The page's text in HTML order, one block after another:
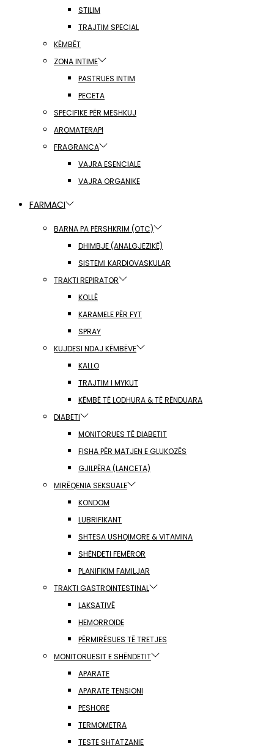
STILIM
TRAJTIM SPECIAL
KËMBËT
ZONA INTIME
PASTRUES INTIM
PECETA
SPECIFIKE PËR MESHKUJ
AROMATERAPI
FRAGRANCA
VAJRA ESENCIALE
VAJRA ORGANIKE
FARMACI
BARNA PA PËRSHKRIM (OTC)
DHIMBJE (ANALGJEZIKË)
SISTEMI KARDIOVASKULAR
TRAKTI REPIRATOR
KOLLË
KARAMELE PËR FYT
SPRAY
KUJDESI NDAJ KËMBËVE
KALLO
TRAJTIM I MYKUT
KËMBË TË LODHURA & TË RËNDUARA
DIABETI
MONITORUES TË DIABETIT
FISHA PËR MATJEN E GLUKOZËS
GJILPËRA (LANCETA)
MIRËQENIA SEKSUALE
KONDOM
LUBRIFIKANT
SHTESA USHQIMORE & VITAMINA
SHËNDETI FEMËROR
PLANIFIKIM FAMILJAR
TRAKTI GASTROINTESTINAL
LAKSATIVË
HEMORROIDE
PËRMIRËSUES TË TRETJES
MONITORUESIT E SHËNDETIT
APARATE
APARATE TENSIONI
PESHORE
TERMOMETRA
TESTE SHTATZANIE